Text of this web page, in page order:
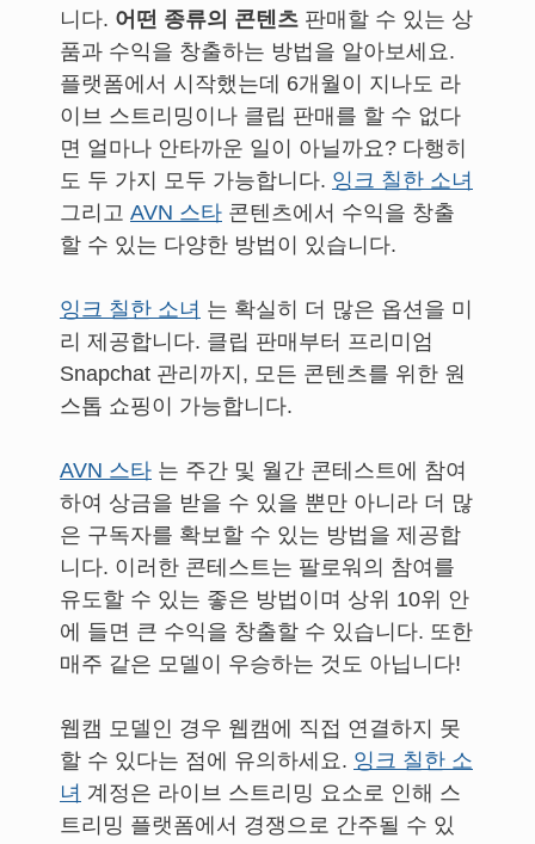
니다. 어떤 종류의 콘텐츠 판매할 수 있는 상
품과 수익을 창출하는 방법을 알아보세요.
플랫폼에서 시작했는데 6개월이 지나도 라
이브 스트리밍이나 클립 판매를 할 수 없다
면 얼마나 안타까운 일이 아닐까요? 다행히
도 두 가지 모두 가능합니다. 잉크 칠한 소녀
그리고 AVN 스타 콘텐츠에서 수익을 창출
할 수 있는 다양한 방법이 있습니다.
잉크 칠한 소녀 는 확실히 더 많은 옵션을 미
리 제공합니다. 클립 판매부터 프리미엄
Snapchat 관리까지, 모든 콘텐츠를 위한 원
스톱 쇼핑이 가능합니다.
AVN 스타 는 주간 및 월간 콘테스트에 참여
하여 상금을 받을 수 있을 뿐만 아니라 더 많
은 구독자를 확보할 수 있는 방법을 제공합
니다. 이러한 콘테스트는 팔로워의 참여를
유도할 수 있는 좋은 방법이며 상위 10위 안
에 들면 큰 수익을 창출할 수 있습니다. 또한
매주 같은 모델이 우승하는 것도 아닙니다!
웹캠 모델인 경우 웹캠에 직접 연결하지 못
할 수 있다는 점에 유의하세요. 잉크 칠한 소
녀 계정은 라이브 스트리밍 요소로 인해 스
트리밍 플랫폼에서 경쟁으로 간주될 수 있